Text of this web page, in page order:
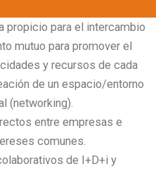
propicio para el intercambio
mutuo para promover el
y recursos de cada
de un espacio/entorno
(networking).
entre empresas e
comunes.
de I+D+i y